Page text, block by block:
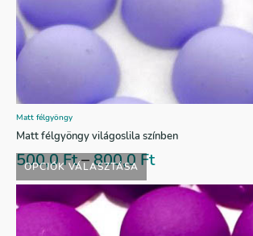
OPCIÓK VÁLASZTÁSA
Matt félgyöngy
Matt félgyöngy világoslila színben
500,0Ft–800,0Ft